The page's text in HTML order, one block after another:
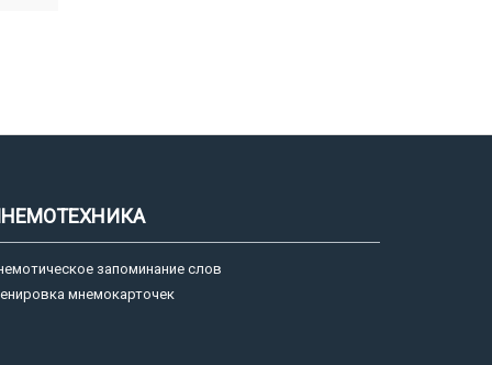
запоминание слов
мнемокарточек